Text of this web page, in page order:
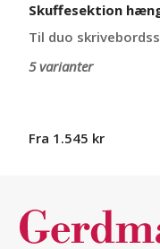
Skuffesektion
Til duo
5 varianter
Fra 1.545 kr